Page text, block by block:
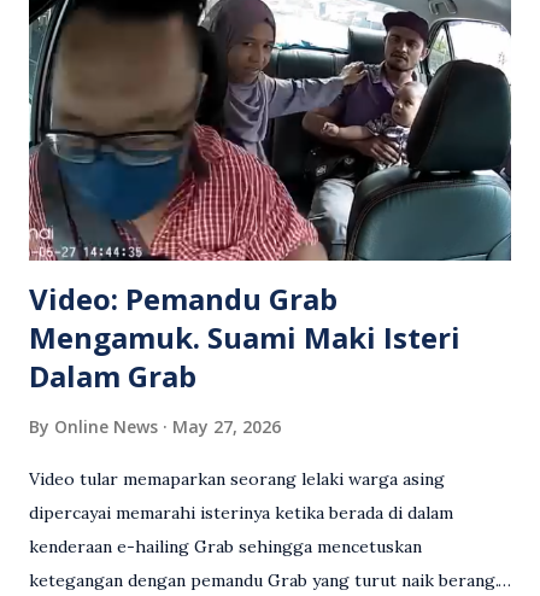
Video: Pemandu Grab
Mengamuk. Suami Maki Isteri
Dalam Grab
By Online News May 27, 2026
Video tular memaparkan seorang lelaki warga asing
dipercayai memarahi isterinya ketika berada di dalam
kenderaan e-hailing Grab sehingga mencetuskan
ketegangan dengan pemandu Grab yang turut naik berang.